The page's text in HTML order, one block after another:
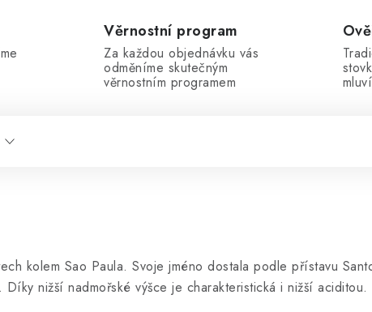
Věrnostní program
Za každou objednávku vás
odměníme skutečným
věrnostním programem
kolem Sao Paula. Svoje jméno dostala podle přístavu
nižší nadmořské výšce je charakteristická i nižší aciditou.